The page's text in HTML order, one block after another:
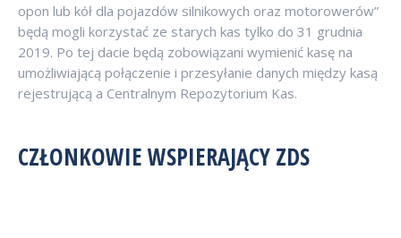
opon lub kół dla pojazdów silnikowych oraz motorowerów”
będą mogli korzystać ze starych kas tylko do 31 grudnia
2019. Po tej dacie będą zobowiązani wymienić kasę na
umożliwiającą połączenie i przesyłanie danych między kasą
rejestrującą a Centralnym Repozytorium Kas.
CZŁONKOWIE WSPIERAJĄCY ZDS